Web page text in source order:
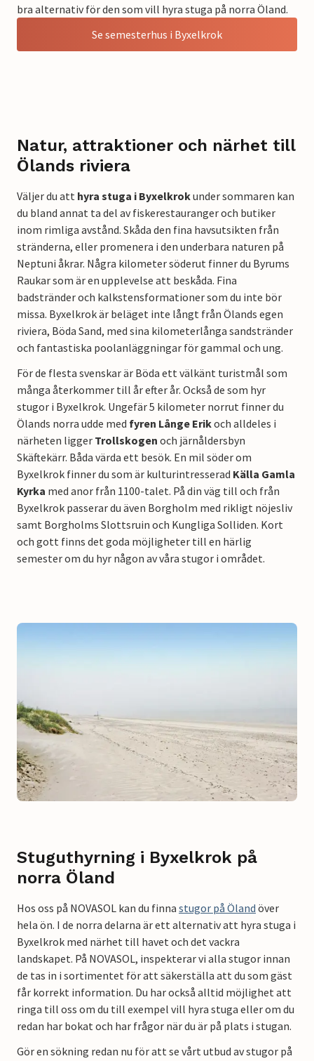
bra alternativ för den som vill hyra stuga på norra Öland.
Se semesterhus i Byxelkrok
Natur, attraktioner och närhet till
Ölands riviera
Väljer du att hyra stuga i Byxelkrokunder sommaren kan
du bland annat ta del av fiskerestauranger och butiker
inom rimliga avstånd. Skåda den fina havsutsikten från
stränderna, eller promenera i den underbara naturen på
Neptuni åkrar. Några kilometer söderut finner du Byrums
Raukar som är en upplevelse att beskåda. Fina
badstränder och kalkstensformationer som du inte bör
missa. Byxelkrok är beläget inte långt från Ölands egen
riviera, Böda Sand, med sina kilometerlånga sandstränder
och fantastiska poolanläggningar för gammal och ung.
För de flesta svenskar är Böda ett välkänt turistmål som
många återkommer till år efter år. Också de som hyr
stugor i Byxelkrok. Ungefär 5 kilometer norrut finner du
Ölands norra udde med fyren Långe Erikoch alldeles i
närheten ligger Trollskogen och järnåldersbyn
Skäftekärr. Båda värda ett besök. En mil söder om
Byxelkrok finner du som är kulturintresserad Källa Gamla
Kyrka med anor från 1100-talet. På din väg till och från
Byxelkrok passerar du även Borgholm med rikligt nöjesliv
samt Borgholms Slottsruin och Kungliga Solliden. Kort
och gott finns det goda möjligheter till en härlig
semester om du hyr någon av våra stugor i området.
Stuguthyrning i Byxelkrok på
norra Öland
Hos oss på NOVASOL kan du finna stugor på Öland över
hela ön. I de norra delarna är ett alternativ att hyra stuga i
Byxelkrok med närhet till havet och det vackra
landskapet. På NOVASOL, inspekterar vi alla stugor innan
de tas in i sortimentet för att säkerställa att du som gäst
får korrekt information. Du har också alltid möjlighet att
ringa till oss om du till exempel vill hyra stuga eller om du
redan har bokat och har frågor när du är på plats i stugan.
Gör en sökning redan nu för att se vårt utbud av stugor på